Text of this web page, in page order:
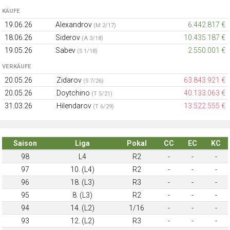
KÄUFE
19.06.26 Alexandrov (M 2/17)
6.442.817 €
18.06.26
Siderov (A 3/18)
10.435.187 €
19.05.26
Sabev (S 1/18) 2.550.001 €
VERKÄUFE
20.05.26 Zidarov (S 7/26)
63.843.921 €
20.05.26
Doytchino (T 5/21)
40.133.063 €
31.03.26
Hilendarov (T 6/29) 13.522.555 €
Saison Liga Pokal CC EC
KC
98
L4 R2 - -
-
97
10. (L4) R2 - -
-
96
18. (L3) R3 - -
-
95
8. (L3) R2 - -
-
94
14. (L2) 1/16 - -
-
93
12. (L2) R3 - -
-